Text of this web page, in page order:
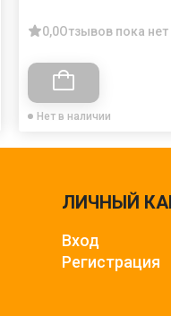
0,0Отзывов пока нет
Нет в наличии
ЛИЧНЫЙ
Вход
Регистрация